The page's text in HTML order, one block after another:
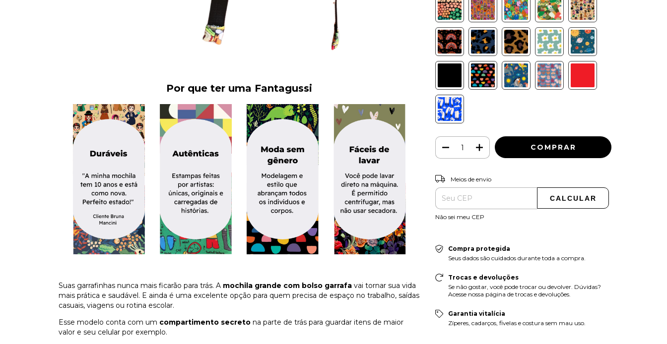
Por que ter uma Fantagussi
Suas garrafinhas nunca mais ficarão para trás. A mochila grande com bolso garrafa vai tornar sua vida
mais prática e saudável. E ainda é uma excelente opção para quem precisa de espaço no trabalho, saídas
casuais, viagens ou rotina escolar.
Esse modelo conta com um compartimento secreto na parte de trás para guardar itens de maior
valor e seu celular por exemplo.
Entregas para o CEP:
Meios de envio
CALCULAR
Não sei meu CEP
Compra protegida
Seus dados são cuidados durante toda a compra.
Trocas e devoluções
Se não gostar, você pode trocar ou devolver. Dúvidas?
Acesse nossa página de trocas e devoluções.
Garantia vitalícia
Zíperes, cadarços, fivelas e costura sem mau uso.